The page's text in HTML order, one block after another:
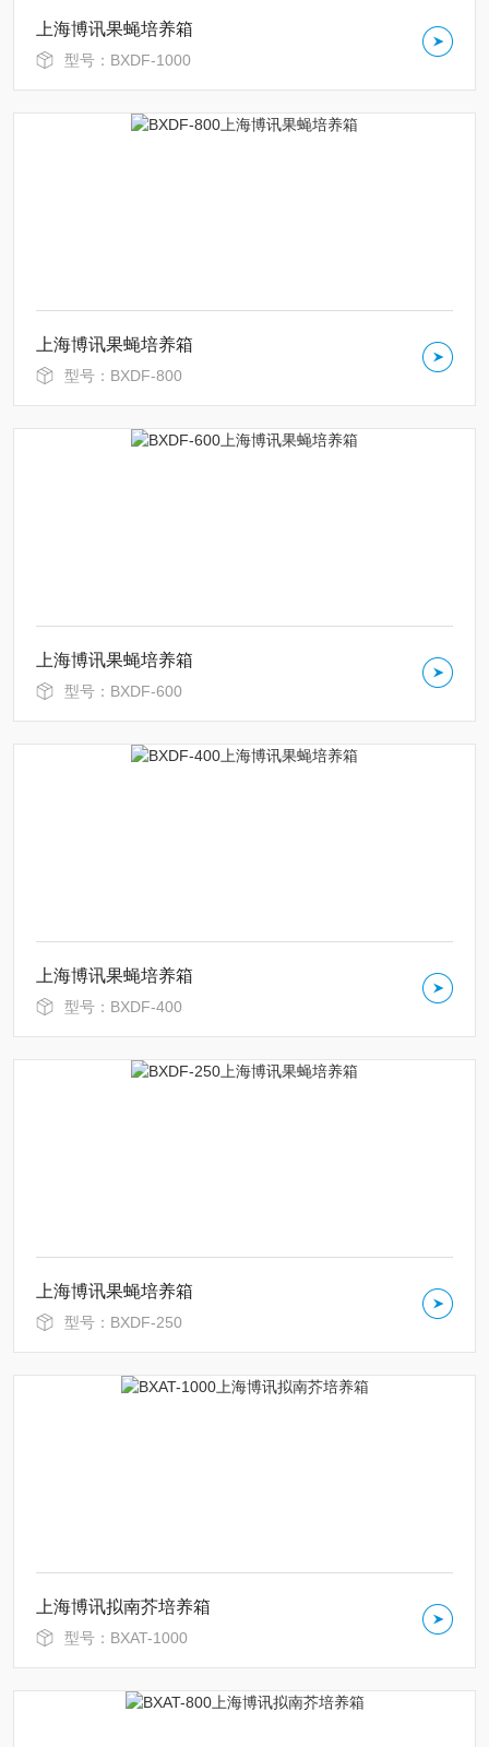
上海博讯果蝇培养箱
型号：BXDF-1000
上海博讯果蝇培养箱
型号：BXDF-800
上海博讯果蝇培养箱
型号：BXDF-600
上海博讯果蝇培养箱
型号：BXDF-400
上海博讯果蝇培养箱
型号：BXDF-250
上海博讯拟南芥培养箱
型号：BXAT-1000